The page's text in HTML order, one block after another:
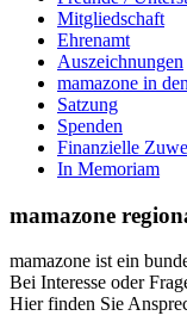
Mitgliedschaft
Ehrenamt
Auszeichnungen
mamazone in
Satzung
Spenden
Finanzielle
In Memoriam
mamazone
mamazone ist ein
Bei Interesse oder
Hier finden Sie